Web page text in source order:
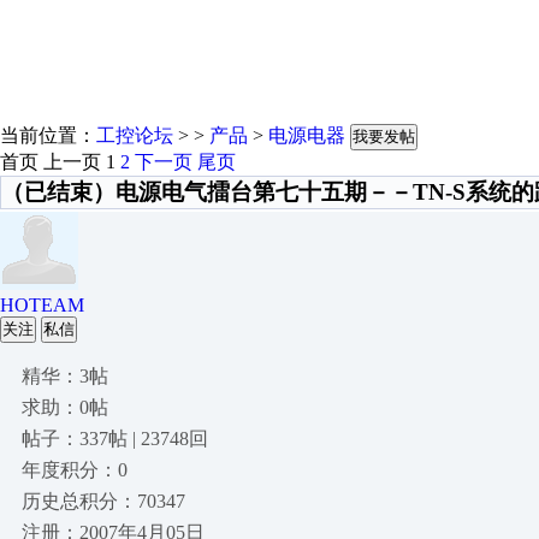
当前位置： 工控论坛 > > 产品 > 电源电器 我要发帖
首页 上一页 1 2 下一页 尾页
（已结束）电源电气擂台第七十五期－－TN-S系统
HOTEAM
关注 私信
精华：3帖
求助：0帖
帖子：337帖 | 23748回
年度积分：0
历史总积分：70347
注册：2007年4月05日